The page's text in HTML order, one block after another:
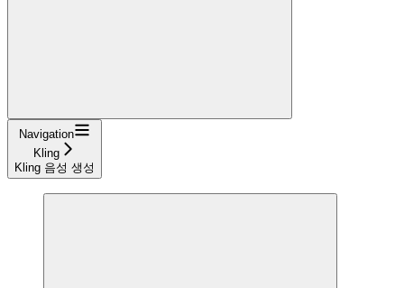
Navigation
Kling
Kling 음성 생성